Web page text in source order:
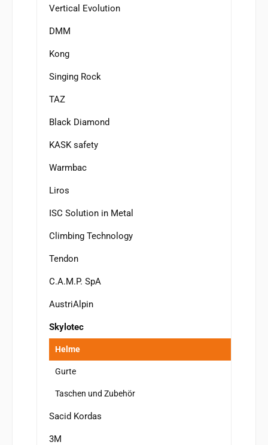
Vertical Evolution
DMM
Kong
Singing Rock
TAZ
Black Diamond
KASK safety
Warmbac
Liros
ISC Solution in Metal
Climbing Technology
Tendon
C.A.M.P. SpA
AustriAlpin
Skylotec
Helme
Gurte
Taschen und Zubehör
Sacid Kordas
3M